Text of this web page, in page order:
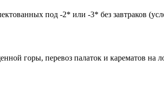
под -2* или -3* без завтраков
горы, перевоз палаток и карематов на